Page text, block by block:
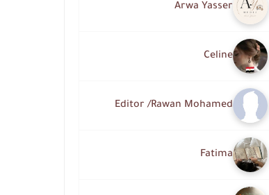
Arwa Yasser
Celine
Editor /Rawan Mohamed
Fatima